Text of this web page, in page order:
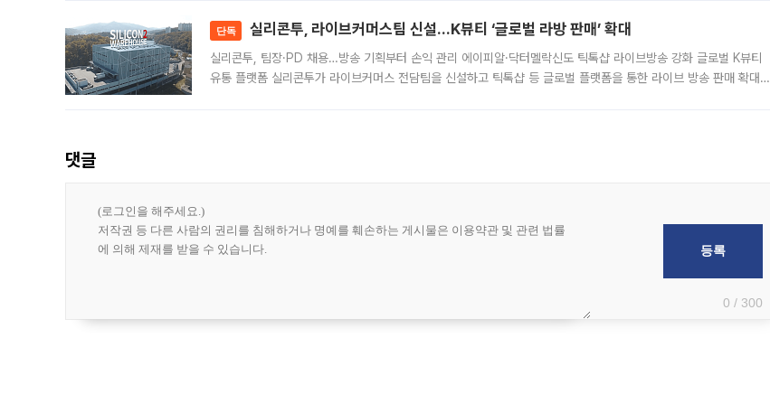
단독 실리콘투, 라이브커머스팀 신설…K뷰티 ‘글로벌 라방 판매’ 확대
실리콘투, 팀장·PD 채용…방송 기획부터 손익 관리 에이피알·닥터멜락신도 틱톡샵 라이브방송 강화 글로벌 K뷰티
유통 플랫폼 실리콘투가 라이브커머스 전담팀을 신설하고 틱톡샵 등 글로벌 플랫폼을 통한 라이브 방송 판매 확대에
댓글
0 / 300